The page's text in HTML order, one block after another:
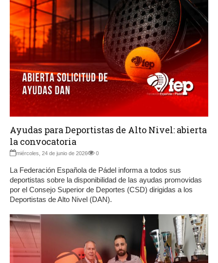
Ayudas para Deportistas de Alto Nivel: abierta
la convocatoria
miércoles, 24 de junio de 2026 0
La Federación Española de Pádel informa a todos sus
deportistas sobre la disponibilidad de las ayudas promovidas
por el Consejo Superior de Deportes (CSD) dirigidas a los
Deportistas de Alto Nivel (DAN).